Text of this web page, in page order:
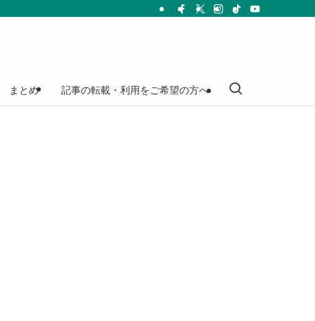
まとめ 記事の転載・利用をご希望の方へ